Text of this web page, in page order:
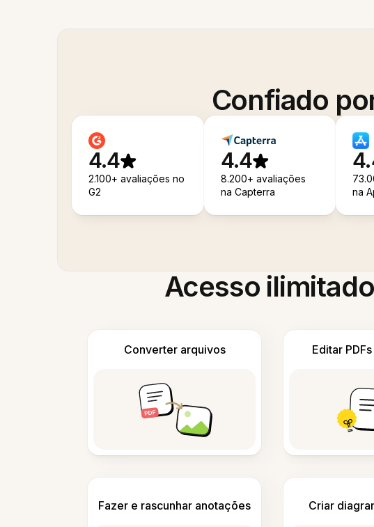
Confiado
4.4
2.100+ avaliações no
G2
4.4
8.200+ avaliações
na Capterra
na
Acesso
Converter arquivos Editar
Fazer e rascunhar anotações Criar